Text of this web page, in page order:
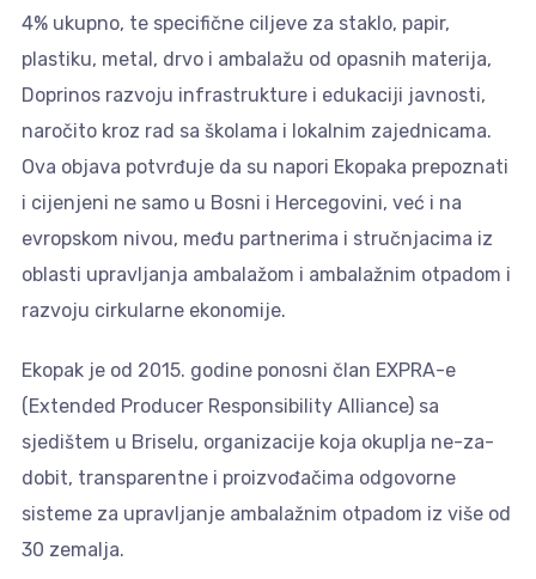
4% ukupno, te specifične ciljeve za staklo, papir,
plastiku, metal, drvo i ambalažu od opasnih materija,
Doprinos razvoju infrastrukture i edukaciji javnosti,
naročito kroz rad sa školama i lokalnim zajednicama.
Ova objava potvrđuje da su napori Ekopaka prepoznati
i cijenjeni ne samo u Bosni i Hercegovini, već i na
evropskom nivou, među partnerima i stručnjacima iz
oblasti upravljanja ambalažom i ambalažnim otpadom i
razvoju cirkularne ekonomije.
Ekopak je od 2015. godine ponosni član EXPRA-e
(Extended Producer Responsibility Alliance) sa
sjedištem u Briselu, organizacije koja okuplja ne-za-
dobit, transparentne i proizvođačima odgovorne
sisteme za upravljanje ambalažnim otpadom iz više od
30 zemalja.